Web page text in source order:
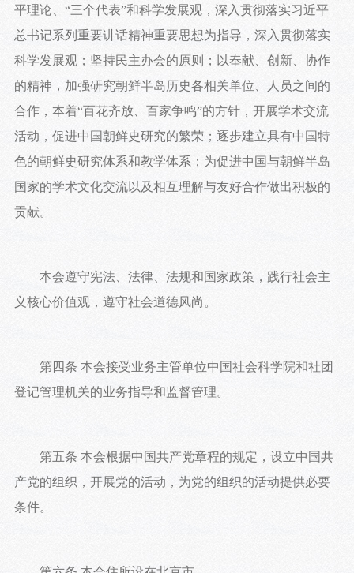
平理论、“三个代表”和科学发展观，深入贯彻落实习近平
总书记系列重要讲话精神重要思想为指导，深入贯彻落实
科学发展观；坚持民主办会的原则；以奉献、创新、协作
的精神，加强研究朝鲜半岛历史各相关单位、人员之间的
合作，本着“百花齐放、百家争鸣”的方针，开展学术交流
活动，促进中国朝鲜史研究的繁荣；逐步建立具有中国特
色的朝鲜史研究体系和教学体系；为促进中国与朝鲜半岛
国家的学术文化交流以及相互理解与友好合作做出积极的
贡献。
本会遵守宪法、法律、法规和国家政策，践行社会主
义核心价值观，遵守社会道德风尚。
第四条 本会接受业务主管单位中国社会科学院和社团
登记管理机关的业务指导和监督管理。
第五条 本会根据中国共产党章程的规定，设立中国共
产党的组织，开展党的活动，为党的组织的活动提供必要
条件。